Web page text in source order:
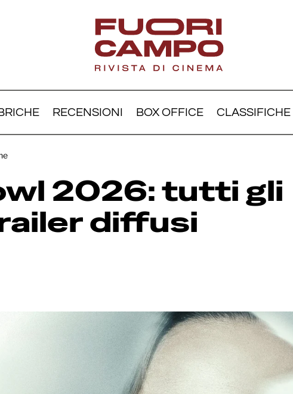
RECENSIONI BOX OFFICE CLASSIFICHE
Bowl 2026: tutti gli
2026: tutti gli
diffusi